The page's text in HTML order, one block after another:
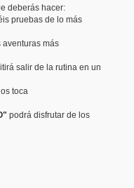
deberás hacer:
pruebas de lo más
aventuras más
salir de la rutina en un
toca
podrá disfrutar de los